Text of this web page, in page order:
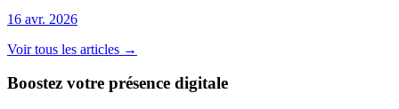
16 avr. 2026
Voir tous les articles →
Boostez votre présence digitale